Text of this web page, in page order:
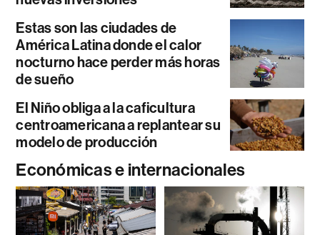
Estas son las ciudades de
América Latina donde el calor
nocturno hace perder más horas
de sueño
El Niño obliga a la caficultura
centroamericana a replantear su
modelo de producción
Económicas e internacionales